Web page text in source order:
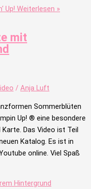
Up! Weiterlesen »
mit
/ Anja Luft
Sommerblüten
Up! ® eine besondere
Das Video ist Teil
Katalog. Es ist in
online. Viel Spaß
Hintergrund